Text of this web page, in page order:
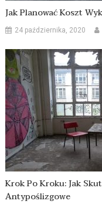
Jak Planować Koszt
24 października, 2020
Krok Po Kroku: Jak
Antypoślizgowe